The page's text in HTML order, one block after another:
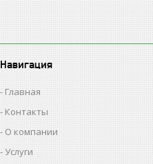
Навигация
Главная
Контакты
О компании
Услуги